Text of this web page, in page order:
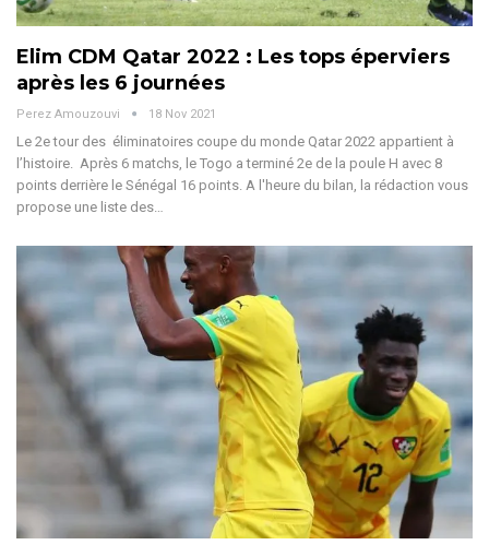
Elim CDM Qatar 2022 : Les tops éperviers
après les 6 journées
Perez Amouzouvi 18 Nov 2021
Le 2e tour des éliminatoires coupe du monde Qatar 2022 appartient à
l’histoire. Après 6 matchs, le Togo a terminé 2e de la poule H avec 8
points derrière le Sénégal 16 points. A l'heure du bilan, la rédaction vous
propose une liste des…